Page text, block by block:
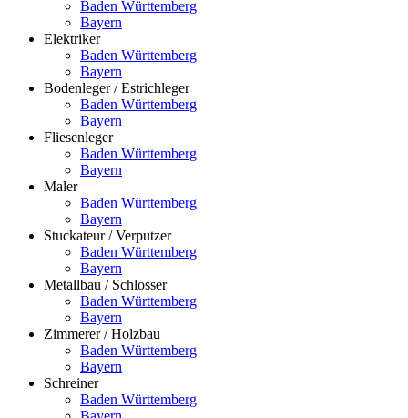
Baden Württemberg
Bayern
Elektriker
Baden Württemberg
Bayern
Bodenleger / Estrichleger
Baden Württemberg
Bayern
Fliesenleger
Baden Württemberg
Bayern
Maler
Baden Württemberg
Bayern
Stuckateur / Verputzer
Baden Württemberg
Bayern
Metallbau / Schlosser
Baden Württemberg
Bayern
Zimmerer / Holzbau
Baden Württemberg
Bayern
Schreiner
Baden Württemberg